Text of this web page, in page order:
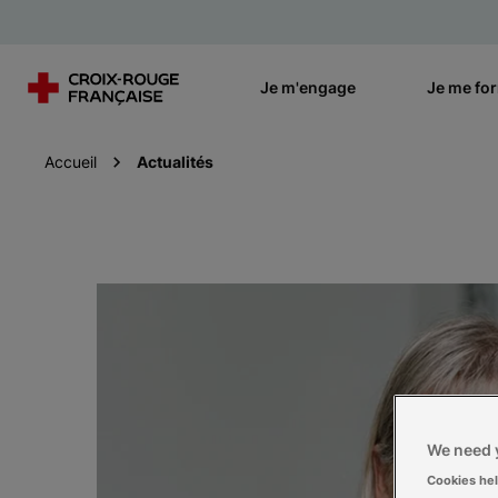
Je m'engage Je me
Accueil Actualités
We need
Cookies